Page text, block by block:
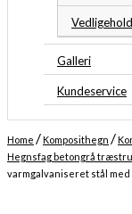
Galleri
Kundeservice
Home /Komposithegn /
Hegnsfag betongrå
varmgalvaniseret stål med